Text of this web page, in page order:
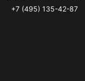
+7 (495) 135-42-87